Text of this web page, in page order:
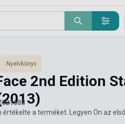
Nyelvkönyv
2nd Edition
értékelte a terméket. Legyen Ön az